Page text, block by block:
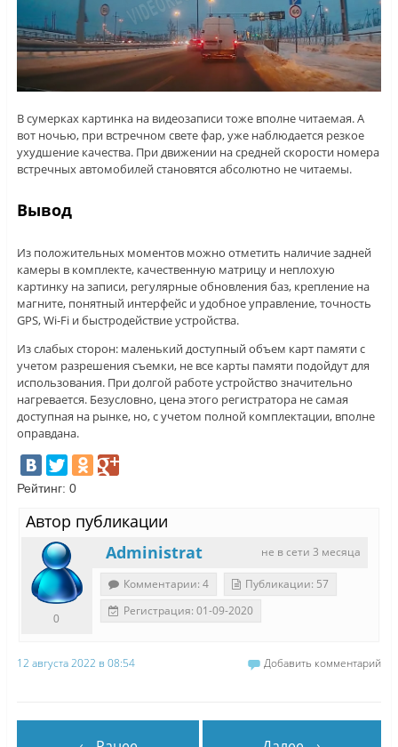
В сумерках картинка на видеозаписи тоже вполне читаемая. А
вот ночью, при встречном свете фар, уже наблюдается резкое
ухудшение качества. При движении на средней скорости номера
встречных автомобилей становятся абсолютно не читаемы.
Вывод
Из положительных моментов можно отметить наличие задней
камеры в комплекте, качественную матрицу и неплохую
картинку на записи, регулярные обновления баз, крепление на
магните, понятный интерфейс и удобное управление, точность
GPS, Wi-Fi и быстродействие устройства.
Из слабых сторон: маленький доступный объем карт памяти с
учетом разрешения съемки, не все карты памяти подойдут для
использования. При долгой работе устройство значительно
нагревается. Безусловно, цена этого регистратора не самая
доступная на рынке, но, с учетом полной комплектации, вполне
оправдана.
Рейтинг: 0
Автор публикации
не в сети 3 месяца
Administrat
0
Комментарии: 4
Публикации: 57
Регистрация: 01-09-2020
12 августа 2022 в 08:54 Добавить комментарий